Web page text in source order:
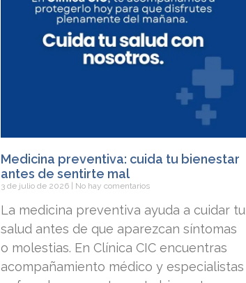
Medicina preventiva: cuida tu bienestar
antes de sentirte mal
3 de julio de 2026 No hay comentarios
La medicina preventiva ayuda a cuidar tu
salud antes de que aparezcan síntomas
o molestias. En Clínica CIC encuentras
acompañamiento médico y especialistas